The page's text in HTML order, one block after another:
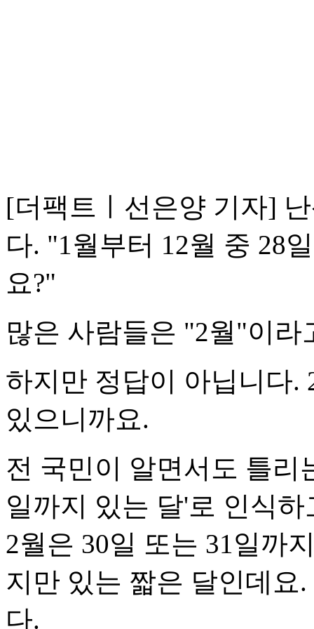
[더팩트ㅣ선은양 기자]
다. "1월부터 12월 중 28
요?"
많은 사람들은 "2월"이라
하지만 정답이 아닙니다.
있으니까요.
전 국민이 알면서도 틀리
일까지 있는 달'로 인식
2월은 30일 또는 31일까
지만 있는 짧은 달인데요
다.